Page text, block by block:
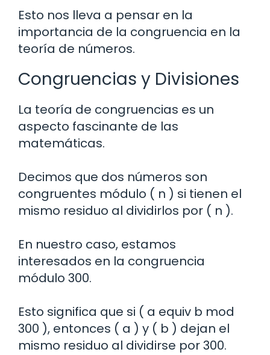
Esto nos lleva a pensar en la
importancia de la congruencia en la
teoría de números.
Congruencias y Divisiones
La teoría de congruencias es un
aspecto fascinante de las
matemáticas.
Decimos que dos números son
congruentes módulo ( n ) si tienen el
mismo residuo al dividirlos por ( n ).
En nuestro caso, estamos
interesados en la congruencia
módulo 300.
Esto significa que si ( a equiv b mod
300 ), entonces ( a ) y ( b ) dejan el
mismo residuo al dividirse por 300.